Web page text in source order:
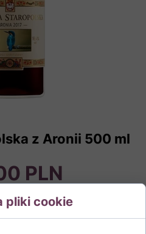
PLN
z Aronii 500 ml
pliki cookie